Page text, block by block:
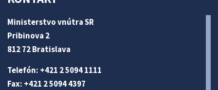
Ministerstvo vnútra SR
Pribinova 2
812 72 Bratislava
Telefón: +421 2 5094 1111
Fax: +421 2 5094 4397